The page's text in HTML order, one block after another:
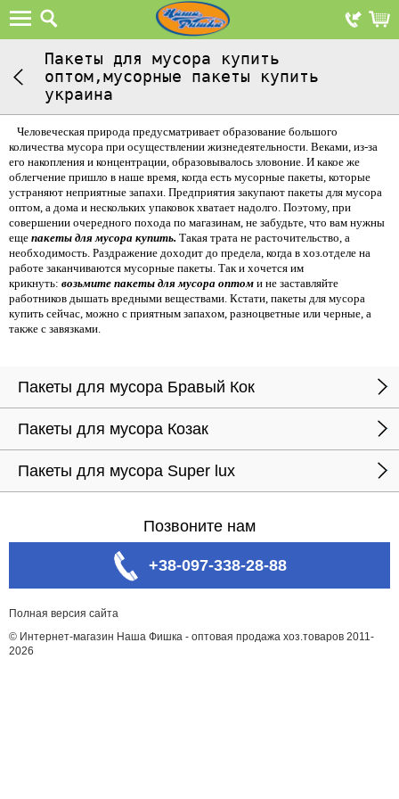
Пакеты для мусора купить
оптом,мусорные пакеты купить
украина
Человеческая природа предусматривает образование большого
количества мусора при осуществлении жизнедеятельности. Веками, из-за
его накопления и концентрации, образовывалось зловоние. И какое же
облегчение пришло в наше время, когда есть мусорные пакеты, которые
устраняют неприятные запахи. Предприятия закупают пакеты для мусора
оптом, а дома и нескольких упаковок хватает надолго. Поэтому, при
совершении очередного похода по магазинам, не забудьте, что вам нужны
еще пакеты для мусора купить. Такая трата не расточительство, а
необходимость. Раздражение доходит до предела, когда в хоз.отделе на
работе заканчиваются мусорные пакеты. Так и хочется им
крикнуть: возьмите пакеты для мусора оптом и не заставляйте
работников дышать вредными веществами. Кстати, пакеты для мусора
купить сейчас, можно с приятным запахом, разноцветные или черные, а
также с завязками.
Пакеты для мусора Бравый Кок
Пакеты для мусора Козак
Пакеты для мусора Super lux
Позвоните нам
+38-097-338-28-88
Полная версия сайта
© Интернет-магазин Наша Фишка - оптовая продажа хоз.товаров 2011-
2026